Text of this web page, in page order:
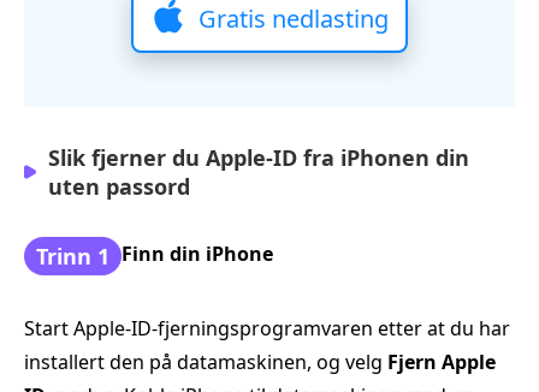
Gratis nedlasting
Slik fjerner du Apple‑ID fra iPhonen din
uten passord
Trinn 1 Finn din iPhone
Start Apple‑ID-fjerningsprogramvaren etter at du har
installert den på datamaskinen, og velg Fjern Apple